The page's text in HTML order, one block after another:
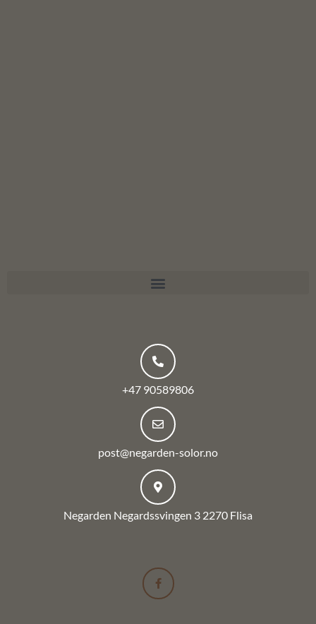
+47 90589806
post@negarden-solor.no
Negarden Negardssvingen 3 2270 Flisa
e
b
o
o